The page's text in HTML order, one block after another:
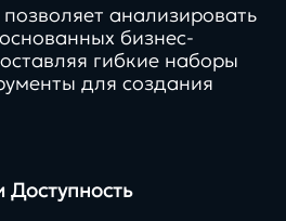
анализировать
бизнес-
гибкие наборы
для создания